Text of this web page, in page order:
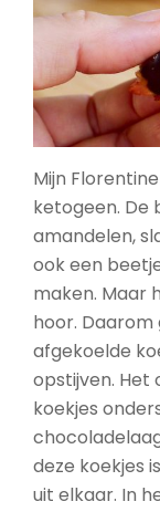
Mijn
ketogeen. De
amandelen,
ook een
maken. Maar
hoor.
afgekoelde
opstijven. Het
koekjes
deze koekjes
uit elkaar. In